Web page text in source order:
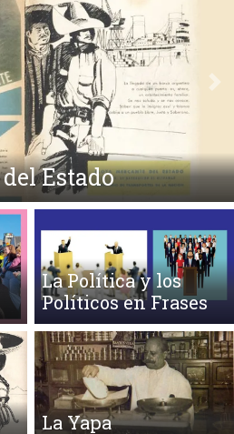
La Política y los
Políticos en Frases
La Yapa